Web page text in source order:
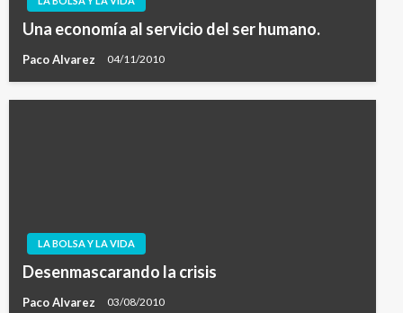
Una economía al servicio del ser humano.
Paco Alvarez 04/11/2010
LA BOLSA Y LA VIDA
Desenmascarando la crisis
Paco Alvarez 03/08/2010